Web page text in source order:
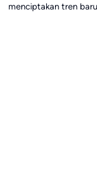
menciptakan tren